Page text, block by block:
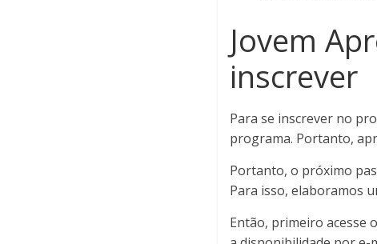
Jovem
inscrever
Para se inscrever no
programa. Portanto,
Portanto, o próximo
Para isso, elaboramos
Então, primeiro acesse